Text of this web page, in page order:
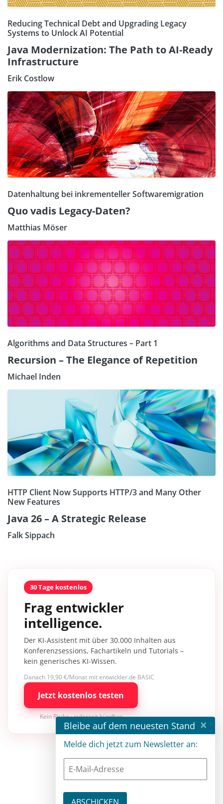
Reducing Technical Debt and Upgrading Legacy
Systems to Unlock AI Potential
Java Modernization: The Path to AI-Ready
Infrastructure
Erik Costlow
Datenhaltung bei inkrementeller Softwaremigration
Quo vadis Legacy-Daten?
Matthias Möser
Algorithms and Data Structures – Part 1
Recursion – The Elegance of Repetition
Michael Inden
HTTP Client Now Supports HTTP/3 and Many Other
New Features
Java 26 – A Strategic Release
Falk Sippach
30 Tage kostenlos
Frag entwickler
intelligence.
Der KI-Assistent mit über 30.000 Inhalten aus
Konferenzsessions, Fachartikeln und Tutorials –
kein generisches KI-Wissen.
Danach 19,90 €/Monat mit entwickler.de BASIC
Jetzt kostenlos testen
Kein Risiko · jederzeit kündbar
Bleibe auf dem neuesten Stand ×
Melde dich jetzt zum Newsletter an: